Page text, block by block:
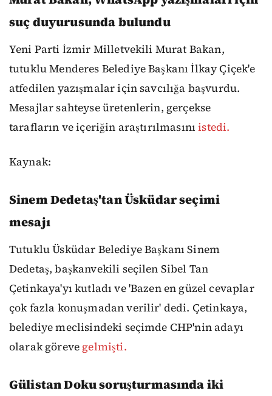
suç duyurusunda bulundu
Yeni Parti İzmir Milletvekili Murat Bakan,
tutuklu Menderes Belediye Başkanı İlkay Çiçek'e
atfedilen yazışmalar için savcılığa başvurdu.
Mesajlar sahteyse üretenlerin, gerçekse
tarafların ve içeriğin araştırılmasınıistedi.
Kaynak:
Sinem Dedetaş'tan Üsküdar seçimi
mesajı
Tutuklu Üsküdar Belediye Başkanı Sinem
Dedetaş, başkanvekili seçilen Sibel Tan
Çetinkaya'yı kutladı ve 'Bazen en güzel cevaplar
çok fazla konuşmadan verilir' dedi. Çetinkaya,
belediye meclisindeki seçimde CHP'nin adayı
olarak göreve gelmişti.
Gülistan Doku soruşturmasında iki